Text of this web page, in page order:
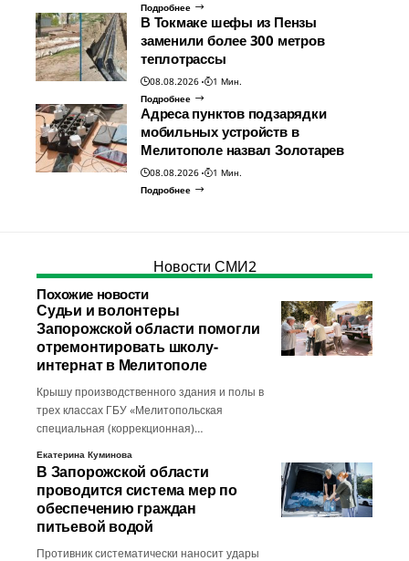
Подробнее
В Токмаке шефы из Пензы
заменили более 300 метров
теплотрассы
08.08.2026
1 Мин.
Подробнее
Адреса пунктов подзарядки
мобильных устройств в
Мелитополе назвал Золотарев
08.08.2026
1 Мин.
Подробнее
Новости СМИ2
Похожие новости
Судьи и волонтеры
Запорожской области помогли
отремонтировать школу-
интернат в Мелитополе
Крышу производственного здания и полы в
трех классах ГБУ «Мелитопольская
специальная (коррекционная)…
Екатерина Куминова
В Запорожской области
проводится система мер по
обеспечению граждан
питьевой водой
Противник систематически наносит удары